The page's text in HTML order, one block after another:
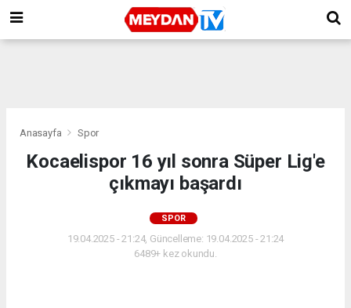
Anasayfa Spor
Kocaelispor 16 yıl sonra Süper Lig'e
çıkmayı başardı
SPOR
19.04.2025 - 21:24, Güncelleme: 19.04.2025 - 21:24
6489+ kez okundu.